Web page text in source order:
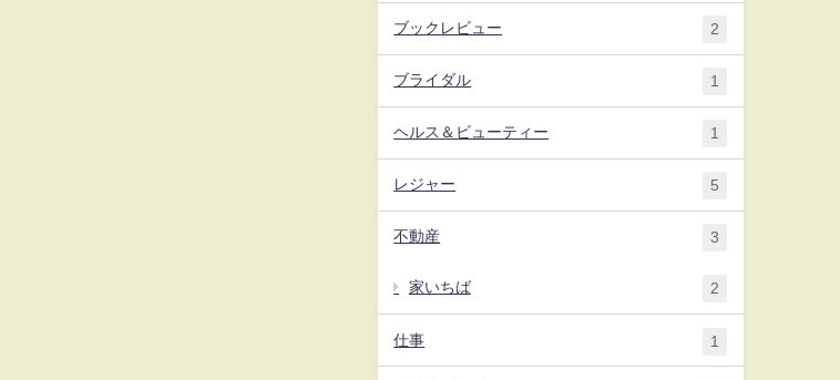
ブックレビュー 2
ブライダル 1
ヘルス＆ビューティー 1
レジャー 5
不動産 3
家いちば 2
仕事 1